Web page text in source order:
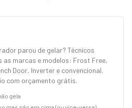
parou de gelar? Técnicos
as marcas e modelos: Frost Free,
Door, Inverter e convencional.
com orçamento grátis.
gela